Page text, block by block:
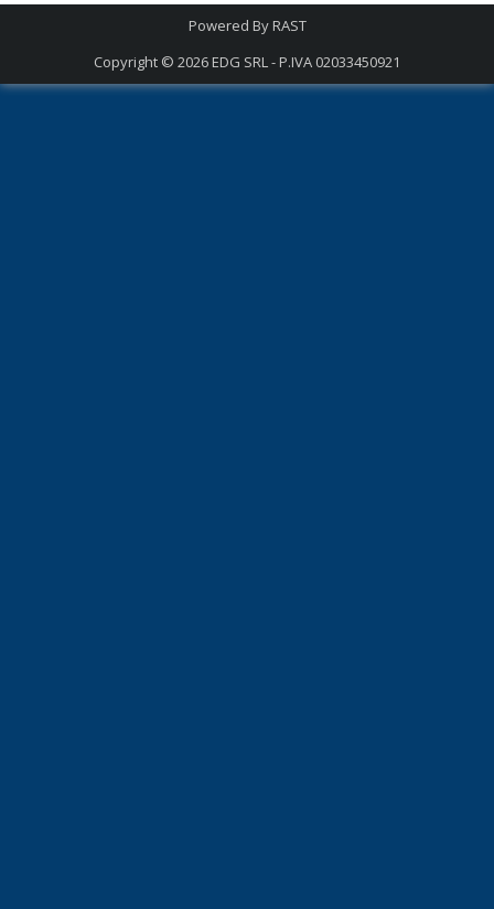
Powered ByRAST
Copyright © 2026EDG SRL - P.IVA 02033450921